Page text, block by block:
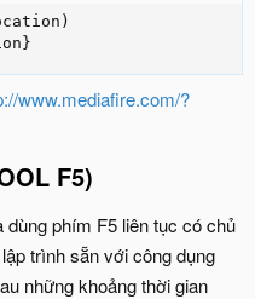
)
}
www.mediafire.com/?
F5)
phím F5 liên tục có chủ
trình sẵn với công dụng
những khoảng thời gian